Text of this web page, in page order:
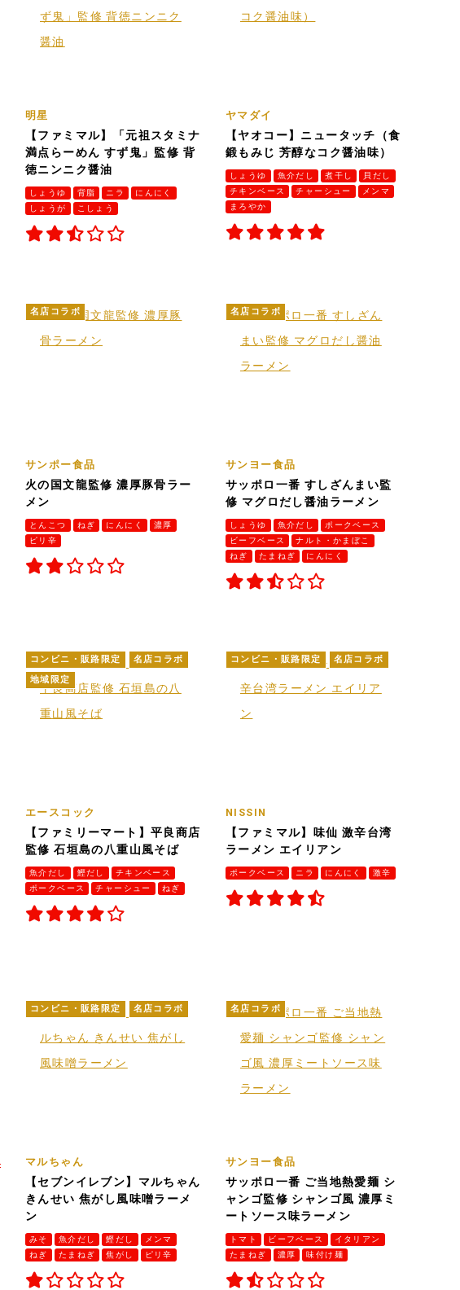
明星
【ファミマル】「元祖スタミナ
満点らーめん すず鬼」監修 背
徳ニンニク醤油
しょうゆ 背脂 ニラ
にんにく
しょうが
こしょう
ヤマダイ
【ヤオコー】ニュータッチ（食
鍛もみじ 芳醇なコク醤油味）
しょうゆ 魚介だし 煮干し
貝だし
チキンベース
チャーシュー
メンマ
まろやか
名店コラボ
サンポー食品
火の国文龍監修 濃厚豚骨ラー
メン
とんこつ ねぎ にんにく
濃厚
ピリ辛
名店コラボ
サンヨー食品
サッポロ一番 すしざんまい監
修 マグロだし醤油ラーメン
しょうゆ 魚介だし
ポークベース
ビーフベース
ナルト・かまぼこ
ねぎ
たまねぎ にんにく
コンビニ・販路限定
名店コラボ
地域限定
エースコック
【ファミリーマート】平良商店
監修 石垣島の八重山風そば
魚介だし 鰹だし
チキンベース
ポークベース
チャーシュー ねぎ
コンビニ・販路限定 名店コラボ
NISSIN
【ファミマル】味仙 激辛台湾
ラーメン エイリアン
ポークベース ニラ にんにく 激辛
コンビニ・販路限定 名店コラボ
マルちゃん
【セブンイレブン】マルちゃん
きんせい 焦がし風味噌ラーメ
ン
みそ 魚介だし 鰹だし
メンマ
ねぎ
たまねぎ 焦がし ピリ辛
名店コラボ
サンヨー食品
サッポロ一番 ご当地熱愛麺 シ
ャンゴ監修 シャンゴ風 濃厚ミ
ートソース味ラーメン
トマト ビーフベース
イタリアン
たまねぎ
濃厚 味付け麺